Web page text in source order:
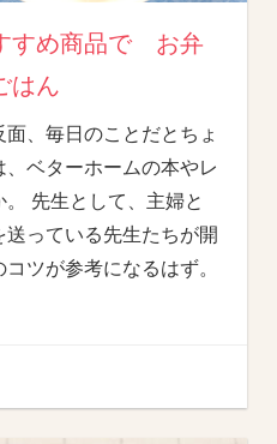
すめ商品で お弁
はん
、毎日のことだとちょ
ベターホームの本やレ
先生として、主婦と
っている先生たちが開
ツが参考になるはず。